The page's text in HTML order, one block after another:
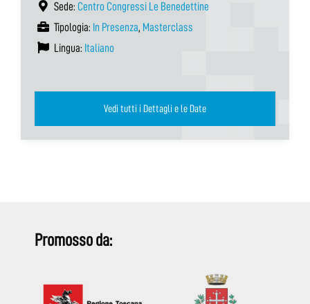
Sede: Centro Congressi Le Benedettine
Tipologia: In Presenza, Masterclass
Lingua: Italiano
Vedi tutti i Dettagli e le Date
Promosso da: